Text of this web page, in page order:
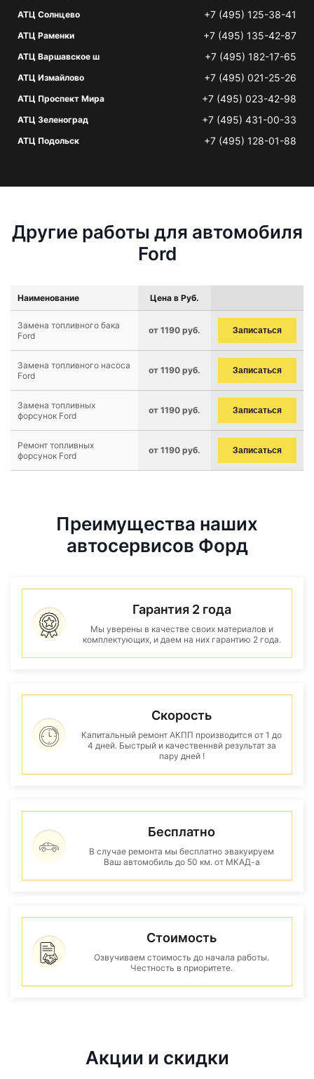
АТЦ Солнцево +7 (495) 125-38-41
АТЦ Раменки +7 (495) 135-42-87
АТЦ Варшавское ш +7 (495) 182-17-65
АТЦ Измайлово +7 (495) 021-25-26
АТЦ Проспект Мира +7 (495) 023-42-98
АТЦ Зеленоград +7 (495) 431-00-33
АТЦ Подольск +7 (495) 128-01-88
Другие работы для автомобиля
Ford
Наименование Цена в Руб.
Замена топливного бака
Ford
от 1190 руб. Записаться
Замена топливного насоса
Ford
от 1190 руб. Записаться
Замена топливных
форсунок Ford
от 1190 руб. Записаться
Ремонт топливных
форсунок Ford
от 1190 руб. Записаться
Преимущества наших
автосервисов Форд
Гарантия 2 года
Мы уверены в качестве своих материалов и
комплектующих, и даем на них гарантию 2 года.
Скорость
Капитальный ремонт АКПП производится от 1 до
4 дней. Быстрый и качественнвй результат за
пару дней !
Бесплатно
В случае ремонта мы бесплатно эвакуируем
Ваш автомобиль до 50 км. от МКАД-а
Стоимость
Озвучиваем стоимость до начала работы.
Честность в приоритете.
Акции и скидки